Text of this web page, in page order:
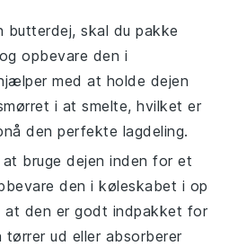
butterdej, skal du pakke
opbevare den i
med at holde dejen
i at smelte, hvilket er
den perfekte lagdeling.
bruge dejen inden for et
den i køleskabet i op
at den er godt indpakket for
ud eller absorberer